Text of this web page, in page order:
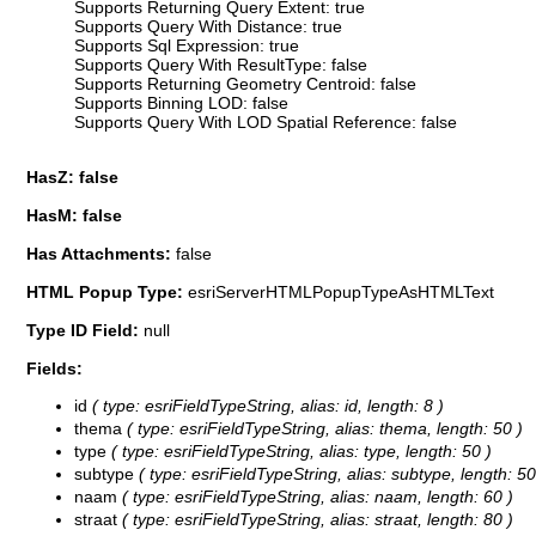
Supports Returning Query Extent: true
Supports Query With Distance: true
Supports Sql Expression: true
Supports Query With ResultType: false
Supports Returning Geometry Centroid: false
Supports Binning LOD: false
Supports Query With LOD Spatial Reference: false
HasZ: false
HasM: false
Has Attachments: false
HTML Popup Type: esriServerHTMLPopupTypeAsHTMLText
Type ID Field: null
Fields:
id ( type: esriFieldTypeString, alias: id, length: 8 )
thema ( type: esriFieldTypeString, alias: thema, length: 50 )
type ( type: esriFieldTypeString, alias: type, length: 50 )
subtype ( type: esriFieldTypeString, alias: subtype, length:
naam ( type: esriFieldTypeString, alias: naam, length: 60 )
straat ( type: esriFieldTypeString, alias: straat, length: 80 )